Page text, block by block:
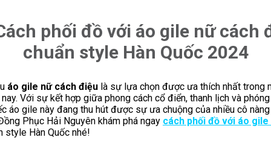
phối đồ với áo gile nữ cách
chuẩn style Hàn Quốc 2024
áo gile nữ cách điệu là sự lựa chọn được ưa thích nhất trong
Với sự kết hợp giữa phong cách cổ điển, thanh lịch và
áo gile này đang thu hút được sự ưa chuộng của nhiều cô
Phục Hải Nguyên khám phá ngay cách phối đồ với áo
style Hàn Quốc nhé!